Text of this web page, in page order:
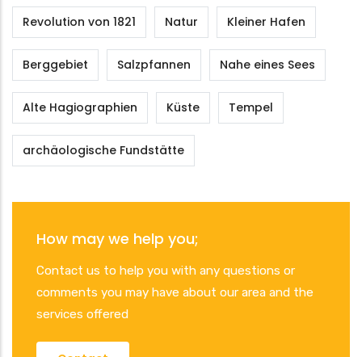
Revolution von 1821 Natur Kleiner Hafen
Berggebiet Salzpfannen Nahe eines Sees
Alte Hagiographien Küste Tempel
archäologische Fundstätte
How may we help you;
Contact us to help you with any questions or
comments you may have about our area and the
services offered